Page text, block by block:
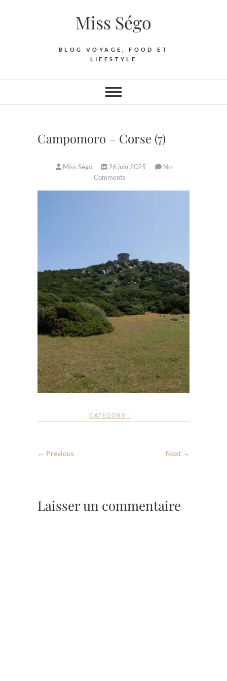
Miss Ségo
BLOG VOYAGE, FOOD ET
LIFESTYLE
Campomoro – Corse (7)
Miss Ségo 26 juin 2025
No
Comments
CATEGORY :
← Previous Next →
Laisser un commentaire